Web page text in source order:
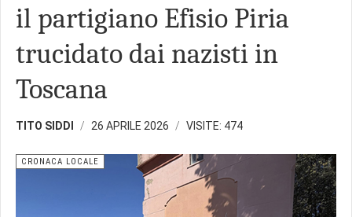
il partigiano Efisio Piria
trucidato dai nazisti in
Toscana
TITO SIDDI 26 APRILE 2026 VISITE: 474
CRONACA LOCALE